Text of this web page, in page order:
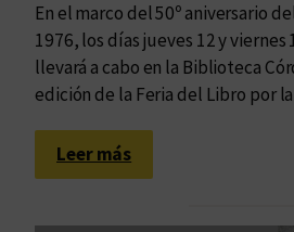
En el marco del 50º aniversario
1976, los días jueves 12 y viernes
llevará a cabo en la Biblioteca
edición de la Feria del Libro por
Leer más:
E